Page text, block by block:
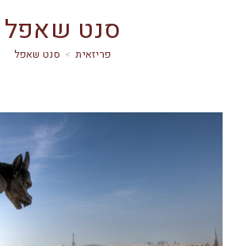
סנט שאפל
> סנט שאפל